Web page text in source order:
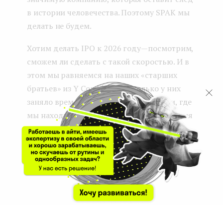
в истории человечества. Поэтому SPAK мы
делать не будем.
Хотим делать IPO к 2026 году — посмотрим,
сможем ли сделать с такой скоростью. И в
этом мы равняемся на наших «старших
братьев» из Y Combinator: сколько у них
заняло времени выход на IPO от точки, где
мы находимся сейчас. Если наша компания
с чемпионской скоростью будет
развиваться, то через пять лет сможем
сделать IPO.
...